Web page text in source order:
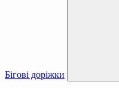
Бігові доріжки